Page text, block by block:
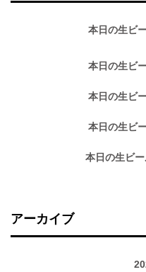
本日の生ビ
本日の生ビ
本日の生ビ
本日の生ビ
本日の生ビ
アーカイブ